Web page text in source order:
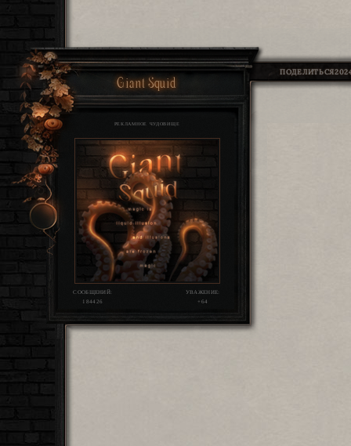
ПОДЕЛИТЬСЯ
Giant Squid
РЕКЛАМНОЕ ЧУДОВИЩЕ
СООБЩЕНИЙ:
184426
УВАЖЕНИЕ:
+64